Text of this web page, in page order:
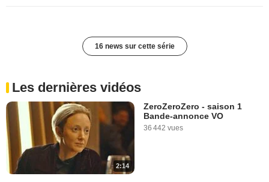
16 news sur cette série
Les dernières vidéos
2:14
ZeroZeroZero - saison 1
Bande-annonce VO
36 442 vues